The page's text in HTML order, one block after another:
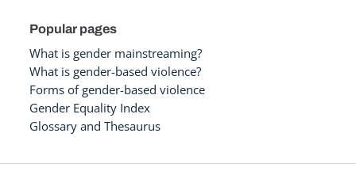
Popular pages
What is gender mainstreaming?
What is gender-based violence?
Forms of gender-based violence
Gender Equality Index
Glossary and Thesaurus